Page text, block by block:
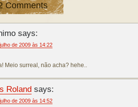
Comments
says:
de 2009 às 14:22
Meio surreal, não acha? hehe..
Rolandsays:
de 2009 às 14:52